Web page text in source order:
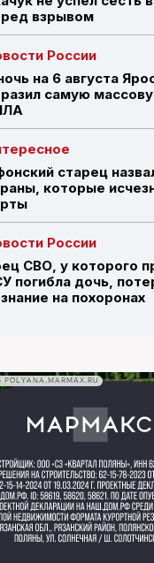
САЙТУ
взрывом
России
на 6 августа
самую
старец
которые
России
СВО, у которого
погибла дочь,
на похоронах